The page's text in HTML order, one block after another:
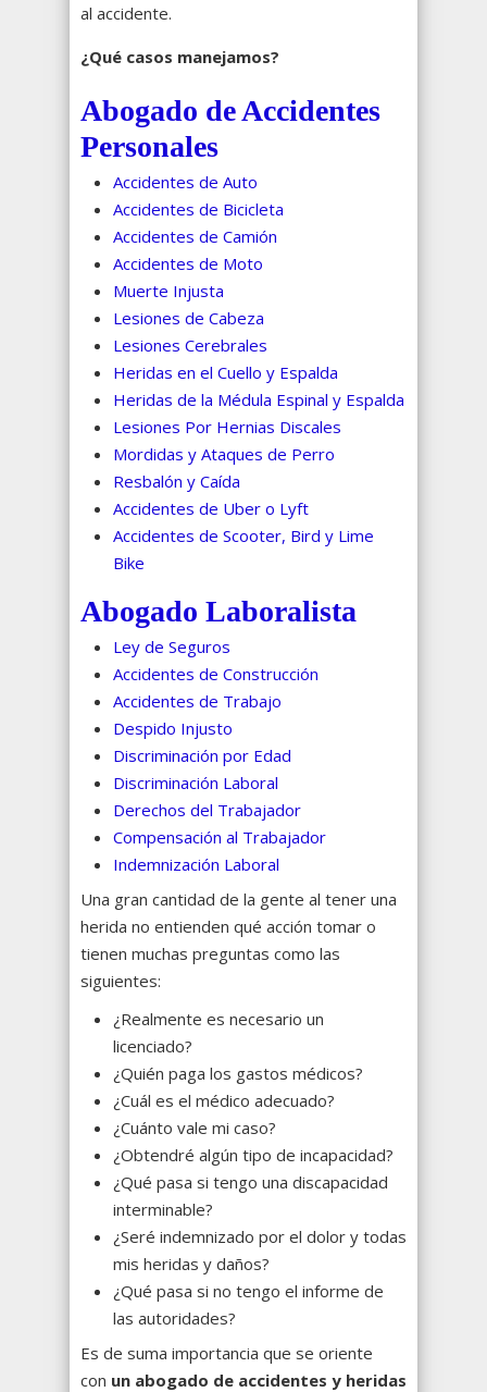
al accidente.
¿Qué casos manejamos?
Abogado de Accidentes
Personales
Accidentes de Auto
Accidentes de Bicicleta
Accidentes de Camión
Accidentes de Moto
Muerte Injusta
Lesiones de Cabeza
Lesiones Cerebrales
Heridas en el Cuello y Espalda
Heridas de la Médula Espinal y Espalda
Lesiones Por Hernias Discales
Mordidas y Ataques de Perro
Resbalón y Caída
Accidentes de Uber o Lyft
Accidentes de Scooter, Bird y Lime
Bike
Abogado Laboralista
Ley de Seguros
Accidentes de Construcción
Accidentes de Trabajo
Despido Injusto
Discriminación por Edad
Discriminación Laboral
Derechos del Trabajador
Compensación al Trabajador
Indemnización Laboral
Una gran cantidad de la gente al tener una
herida no entienden qué acción tomar o
tienen muchas preguntas como las
siguientes:
¿Realmente es necesario un
licenciado?
¿Quién paga los gastos médicos?
¿Cuál es el médico adecuado?
¿Cuánto vale mi caso?
¿Obtendré algún tipo de incapacidad?
¿Qué pasa si tengo una discapacidad
interminable?
¿Seré indemnizado por el dolor y todas
mis heridas y daños?
¿Qué pasa si no tengo el informe de
las autoridades?
Es de suma importancia que se oriente
con un abogado de accidentes y heridas